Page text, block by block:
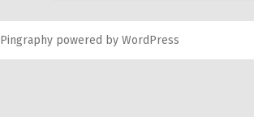
Pingraphy powered by WordPress